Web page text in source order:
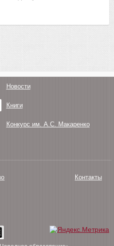
Новости
Книги
Конкурс им. А.С. Макаренко
Контакты